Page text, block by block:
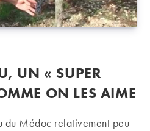
UN « SUPER
ON LES AIME
du Médoc relativement peu